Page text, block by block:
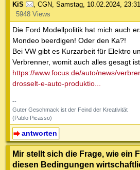
KiS , CGN, Samstag, 10.02.2024, 23:31
5948 Views
Die Ford Modellpolitik hat mich auch
Mondeo beerdigen! Oder den Ka?!
Bei VW gibt es Kurzarbeit für Elektro
Verbrenner, womit auch alles gesagt ist
https://www.focus.de/auto/news/
drosselt-e-auto-produktio...
--
Guter Geschmack ist der Feind der Kreativität
(Pablo Picasso)
antworten
Mir stellt sich die Frage, wie ein
diesen Bedingungen